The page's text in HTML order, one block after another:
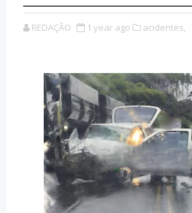
REDAÇÃO 1 year ago acidentes,